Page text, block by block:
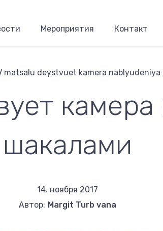
Мероприятия Контакт
Строка
matsalu deystvuet kamera nablyudeniya
шакалами
14. ноября 2017
Автор: Margit Turb vana